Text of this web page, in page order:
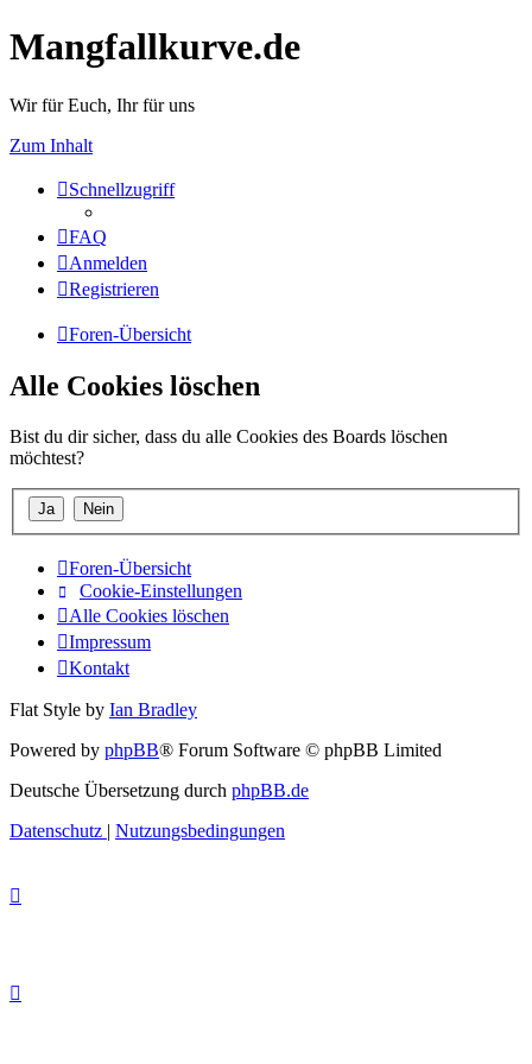
Mangfallkurve.de
Wir für Euch, Ihr für uns
Zum Inhalt
Schnellzugriff
FAQ
Anmelden
Registrieren
Foren-Übersicht
Alle Cookies löschen
Bist du dir sicher, dass du alle Cookies des Boards löschen
möchtest?
Foren-Übersicht
Cookie-Einstellungen
Alle Cookies löschen
Impressum
Kontakt
Flat Style by Ian Bradley
Powered by phpBB® Forum Software © phpBB Limited
Deutsche Übersetzung durch phpBB.de
Datenschutz | Nutzungsbedingungen